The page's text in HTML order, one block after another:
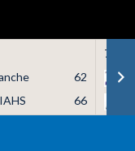
62
66
7月